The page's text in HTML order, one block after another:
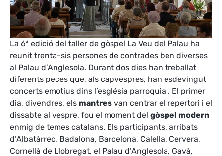
La 6ª edició del taller de gòspel La Veu del Palau ha
reunit trenta-sis persones de contrades ben diverses
al Palau d’Anglesola. Durant dos dies han treballat
diferents peces que, als capvespres, han esdevingut
concerts emotius dins l’església parroquial. El primer
dia, divendres, els mantres van centrar el repertori i el
dissabte al vespre, fou el moment del gòspel modern
enmig de temes catalans. Els participants, arribats
d’Albatàrrec, Badalona, Barcelona, Calella, Cervera,
Cornellà de Llobregat, el Palau d’Anglesola, Gavà,